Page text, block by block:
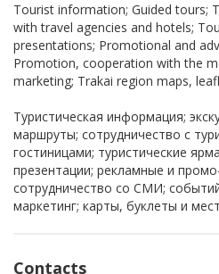
Tourist information; Guided tours;
with travel agencies and hotels;
presentations; Promotional and
Promotion, cooperation with the
marketing; Trakai region maps,
Туристическая информация;
маршруты; сотрудничество с
гостиницами; туристические
презентации; рекламные и
сотрудничество со СМИ;
маркетинг; карты, буклеты и
Contacts